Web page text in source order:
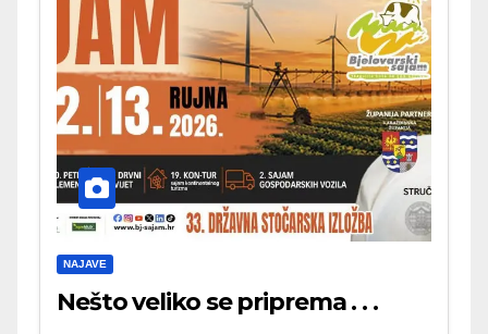
NAJAVE
Nešto veliko se priprema . . .